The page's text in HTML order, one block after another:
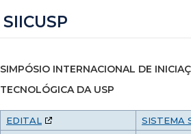
SIICUSP
SIMPÓSIO INTERNACIONAL DE
TECNOLÓGICA DA USP
EDITAL SISTEMA